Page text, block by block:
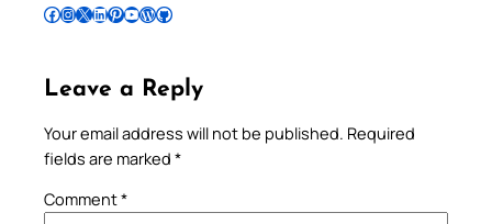
Follow Pradeep on Facebook Follow Pradeep on InstagramFollow Pradeep on X Follow Pradeep on LinkedIn Follow Pradeep on Pinterest Subscribe to Pradeep’s Youtube Channel Follow Pradeep on WordPress Follow Pradeep on GitHub
Leave a Reply
Your email address will not be published. Required
fields are marked *
Comment*